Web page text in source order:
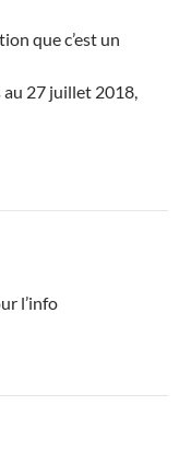
que c’est un
au 27 juillet 2018,
l’info